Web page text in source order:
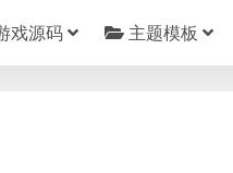
戏源码 主题模板